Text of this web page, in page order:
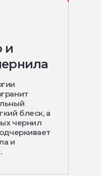
и
блеск, а
чернил
и